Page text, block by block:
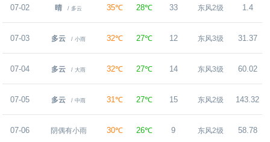
07-02 晴 / 多云 35℃ 28℃ 33 东风2级 1.4
07-03 多云 / 小雨 32℃ 27℃ 12 东风3级 31.37
07-04 多云 / 大雨 32℃ 27℃ 14 东风3级 60.02
07-05 多云 / 中雨 31℃ 27℃ 15 东风2级 143.32
07-06 阴偶有小雨 30℃ 26℃ 9 东风2级 58.78